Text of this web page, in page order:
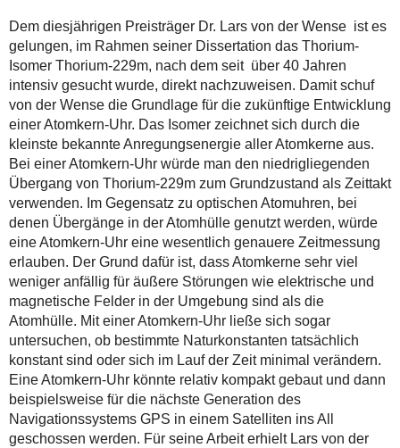
Dem diesjährigen Preisträger Dr. Lars von der Wense ist es
gelungen, im Rahmen seiner Dissertation das Thorium-
Isomer Thorium-229m, nach dem seit über 40 Jahren
intensiv gesucht wurde, direkt nachzuweisen. Damit schuf
von der Wense die Grundlage für die zukünftige Entwicklung
einer Atomkern-Uhr. Das Isomer zeichnet sich durch die
kleinste bekannte Anregungsenergie aller Atomkerne aus.
Bei einer Atomkern-Uhr würde man den niedrigliegenden
Übergang von Thorium-229m zum Grundzustand als Zeittakt
verwenden. Im Gegensatz zu optischen Atomuhren, bei
denen Übergänge in der Atomhülle genutzt werden, würde
eine Atomkern-Uhr eine wesentlich genauere Zeitmessung
erlauben. Der Grund dafür ist, dass Atomkerne sehr viel
weniger anfällig für äußere Störungen wie elektrische und
magnetische Felder in der Umgebung sind als die
Atomhülle. Mit einer Atomkern-Uhr ließe sich sogar
untersuchen, ob bestimmte Naturkonstanten tatsächlich
konstant sind oder sich im Lauf der Zeit minimal verändern.
Eine Atomkern-Uhr könnte relativ kompakt gebaut und dann
beispielsweise für die nächste Generation des
Navigationssystems GPS in einem Satelliten ins All
geschossen werden. Für seine Arbeit erhielt Lars von der